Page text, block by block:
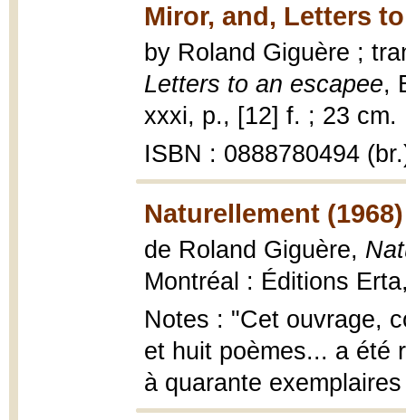
Miror, and, Letters
by Roland Giguère ;
Letters to an escapee,
xxxi, p., [12] f. ; 23 cm.
ISBN : 0888780494
Naturellement (1968)
de Roland Giguère,
Montréal : Éditions
Notes : "Cet ouvrage,
et huit poèmes... a été
à quarante